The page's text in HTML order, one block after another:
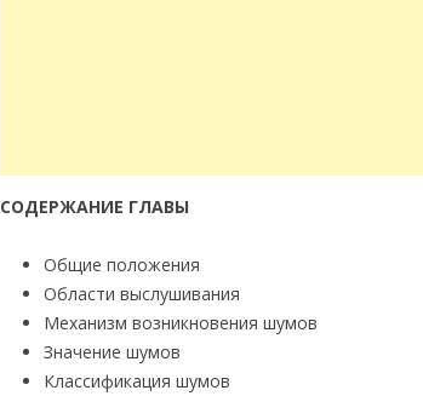
СОДЕРЖАНИЕ ГЛАВЫ
Общие положения
Области выслушивания
Механизм возникновения шумов
Значение шумов
Классификация шумов